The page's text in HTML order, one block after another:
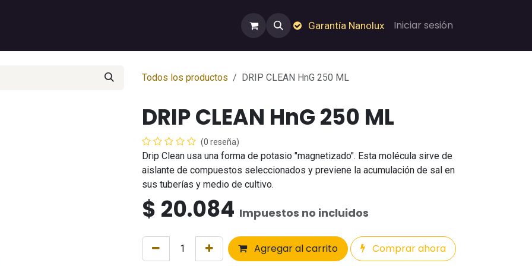
Sobre Nosotros Empleos Garantía de Nanolux
Garantía Nanolux Iniciar sesión
Todos los productos DRIP CLEAN HnG 250 ML
DRIP CLEAN HnG 250 ML
(0 reseña)
Drip Clean usa una forma de potasio "magnetizado". Esta molécula sirve de
aislante de compuestos seleccionados y previene la acumulación de sal en
sus tuberías y medio de cultivo.
$ 20.084 Impuestos no incluidos
Agregar al carrito Comprar ahora